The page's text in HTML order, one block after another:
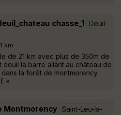
chasse_1
Deuil-
km
de 21 km avec plus de 350m de
deuil la barre allant au château de
dans la forêt de montmorency.
»
Montmorency Saint-Leu-la-